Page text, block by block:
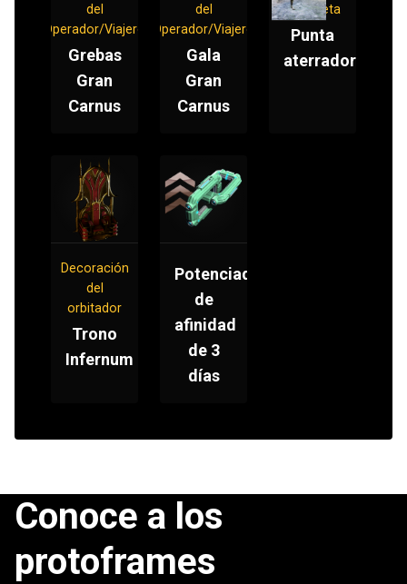
del
Operador/Viajero
Grebas
Gran
Carnus
del
Operador/Viajero
Gala
Gran
Carnus
Bayoneta
Punta
aterradora
Decoración
del
orbitador
Trono
Infernum
Potenciador
de
afinidad
de 3
días
Conoce a los
protoframes